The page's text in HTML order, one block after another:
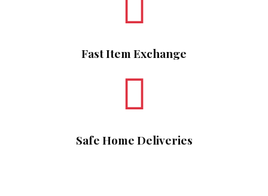
Fast Item Exchange
Safe Home Deliveries